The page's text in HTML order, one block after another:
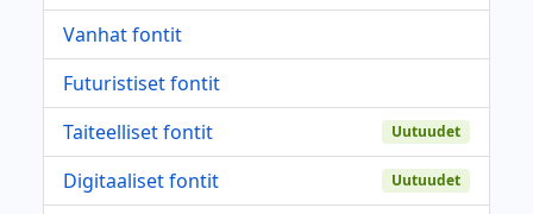
Vanhat fontit
Futuristiset fontit
Taiteelliset fontit
Uutuudet
Digitaaliset fontit Uutuudet